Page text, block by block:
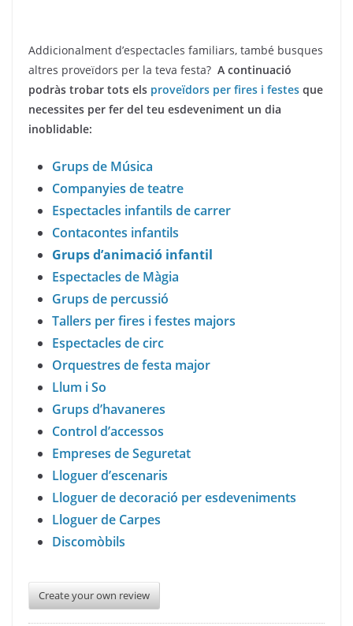
Addicionalment d’espectacles familiars, també busques
altres proveïdors per la teva festa? A continuació
podràs trobar tots els proveïdors per fires i festes que
necessites per fer del teu esdeveniment un dia
inoblidable:
Grups de Música
Companyies de teatre
Espectacles infantils de carrer
Contacontes infantils
Grups d’animació infantil
Espectacles de Màgia
Grups de percussió
Tallers per fires i festes majors
Espectacles de circ
Orquestres de festa major
Llum i So
Grups d’havaneres
Control d’accessos
Empreses de Seguretat
Lloguer d’escenaris
Lloguer de decoració per esdeveniments
Lloguer de Carpes
Discomòbils
Create your own review